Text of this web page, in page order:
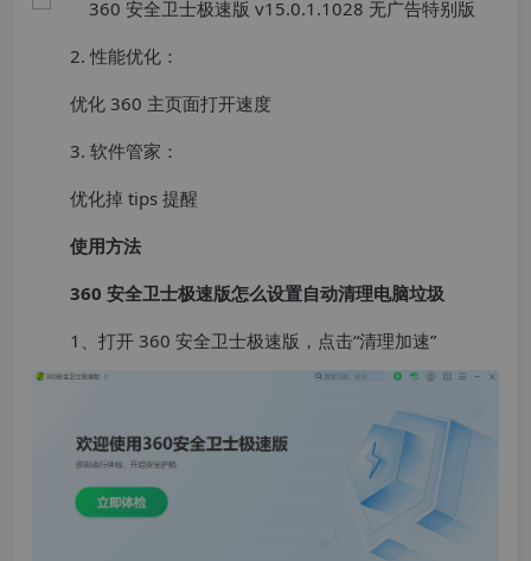
2. 性能优化：
优化 360 主页面打开速度
3. 软件管家：
优化掉 tips 提醒
使用方法
360 安全卫士极速版怎么设置自动清理电脑垃圾
1、打开 360 安全卫士极速版，点击“清理加速”